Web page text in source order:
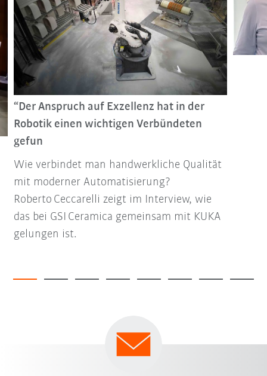
“Der Anspruch auf Exzellenz hat in der
Robotik einen wichtigen Verbündeten
gefun
Wie verbindet man handwerkliche Qualität
mit moderner Automatisierung?
Roberto Ceccarelli zeigt im Interview, wie
das bei GSI Ceramica gemeinsam mit KUKA
gelungen ist.